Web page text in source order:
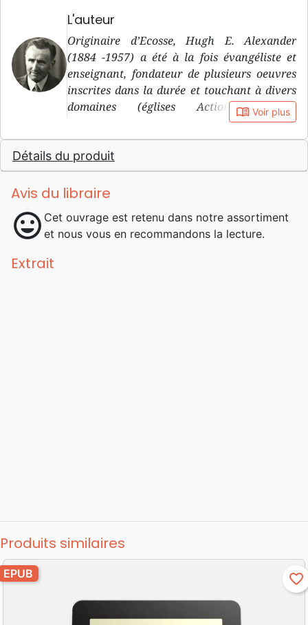
L'auteur
Originaire d’Ecosse, Hugh E. Alexander
(1884 -1957) a été à la fois évangéliste et
enseignant, fondateur de plusieurs oeuvres
inscrites dans la durée et touchant à divers
domaines (églises Action Biblique,
mouvements de jeunesse Action Biblique ,
école biblique devenue Institut biblique de
Genève, édition de Bibles et de littérature par
la Société Biblique de Genève/La Maison de
la Bible) en Europe francophone. Un de ses
d’entreprise».
book_open Voir plus
Détails du produit
Avis du libraire
mood Cet ouvrage est retenu dans notre assortiment
et nous vous en recommandons la lecture.
Extrait
Produits similaires
EPUB favorite_border